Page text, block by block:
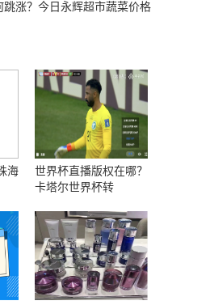
跳涨？今日永辉超市蔬菜价格
海
世界杯直播版权在哪？
卡塔尔世界杯转